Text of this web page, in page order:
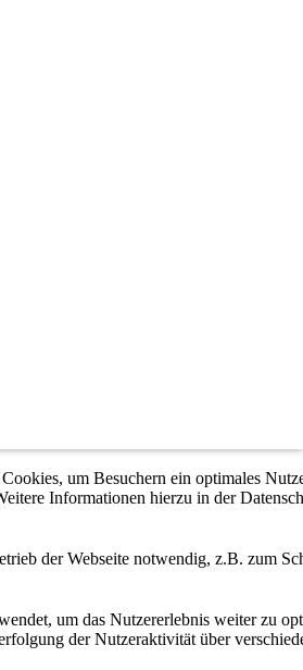
um Besuchern ein optimales
Informationen hierzu in der
der Webseite notwendig, z.B. zum
um das Nutzererlebnis weiter zu
der Nutzeraktivität über